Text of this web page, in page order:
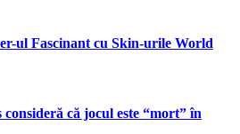
ul Fascinant cu Skin-urile World
că jocul este “mort” în